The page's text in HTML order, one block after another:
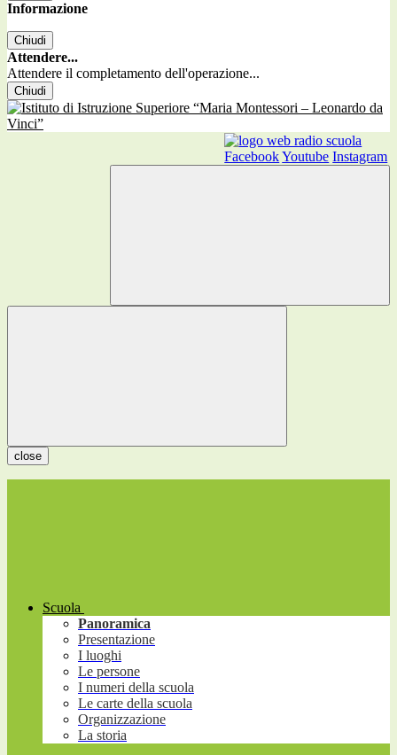
Informazione
Chiudi
Attendere...
Attendere il completamento dell'operazione...
Chiudi
FacebookYoutube Instagram
close
Scuola
Panoramica
Presentazione
I luoghi
Le persone
I numeri della scuola
Le carte della scuola
Organizzazione
La storia